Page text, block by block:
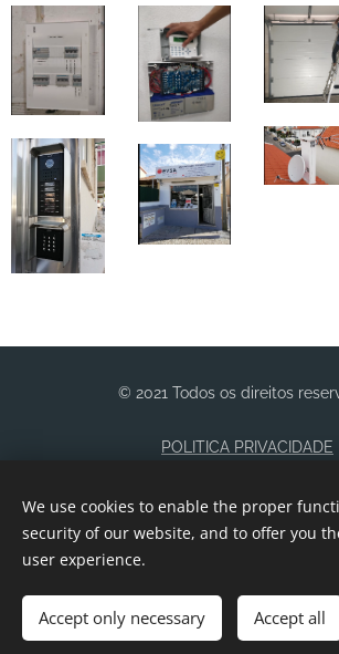
© 2021 Todos os direitos
POLITICA PRIVACIDADE
TERMOS E CONDIÇÕES
Português
English
We use cookies to enable the proper
security of our website, and to offer you
user experience.
Accept only necessary Accept all